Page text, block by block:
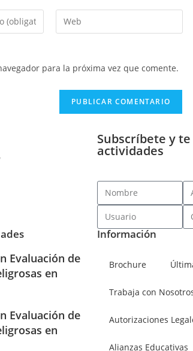
para la próxima vez que comente.
Subscríbete y
actividades
Evaluación de
en
Evaluación de
en
Información
Brochure
Trabaja con
Autorizaciones
Alianzas Educativas